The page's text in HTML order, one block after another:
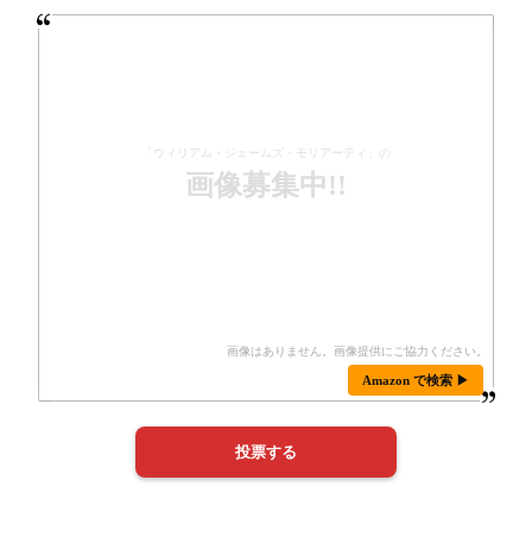
「ウィリアム・ジェームズ・モリアーティ」の
画像募集中!!
Amazon で検索 ▶